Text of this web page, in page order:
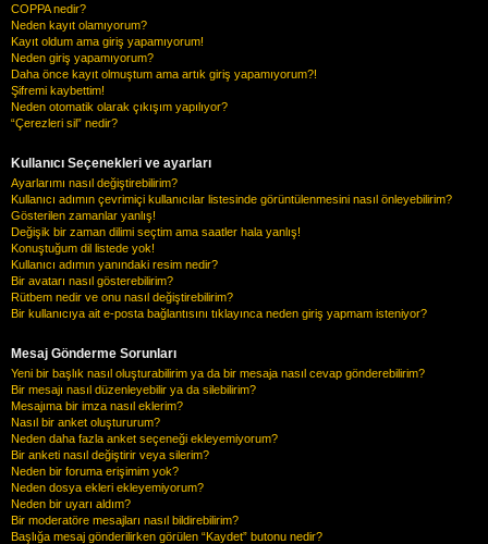
COPPA nedir?
Neden kayıt olamıyorum?
Kayıt oldum ama giriş yapamıyorum!
Neden giriş yapamıyorum?
Daha önce kayıt olmuştum ama artık giriş yapamıyorum?!
Şifremi kaybettim!
Neden otomatik olarak çıkışım yapılıyor?
“Çerezleri sil” nedir?
Kullanıcı Seçenekleri ve ayarları
Ayarlarımı nasıl değiştirebilirim?
Kullanıcı adımın çevrimiçi kullanıcılar listesinde görüntülenmesini nasıl önleyebilirim?
Gösterilen zamanlar yanlış!
Değişik bir zaman dilimi seçtim ama saatler hala yanlış!
Konuştuğum dil listede yok!
Kullanıcı adımın yanındaki resim nedir?
Bir avatarı nasıl gösterebilirim?
Rütbem nedir ve onu nasıl değiştirebilirim?
Bir kullanıcıya ait e-posta bağlantısını tıklayınca neden giriş yapmam isteniyor?
Mesaj Gönderme Sorunları
Yeni bir başlık nasıl oluşturabilirim ya da bir mesaja nasıl cevap gönderebilirim?
Bir mesajı nasıl düzenleyebilir ya da silebilirim?
Mesajıma bir imza nasıl eklerim?
Nasıl bir anket oluştururum?
Neden daha fazla anket seçeneği ekleyemiyorum?
Bir anketi nasıl değiştirir veya silerim?
Neden bir foruma erişimim yok?
Neden dosya ekleri ekleyemiyorum?
Neden bir uyarı aldım?
Bir moderatöre mesajları nasıl bildirebilirim?
Başlığa mesaj gönderilirken görülen “Kaydet” butonu nedir?